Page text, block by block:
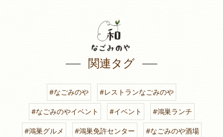
関連タグ
#なごみのや #レストランなごみのや
#なごみのやイベント #イベント #鴻巣ランチ
#鴻巣グルメ #鴻巣免許センター #なごみのや酒場